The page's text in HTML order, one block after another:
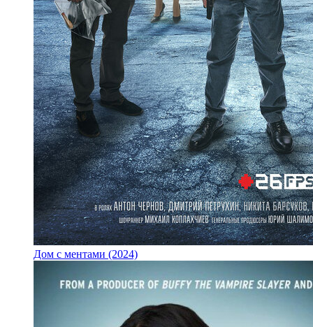
Дом с ментами (2024)